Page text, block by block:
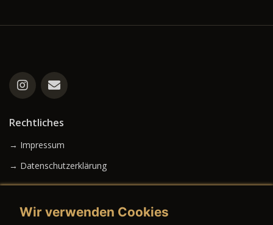
Rechtliches
→ Impressum
→ Datenschutzerklärung
Wir verwenden Cookies